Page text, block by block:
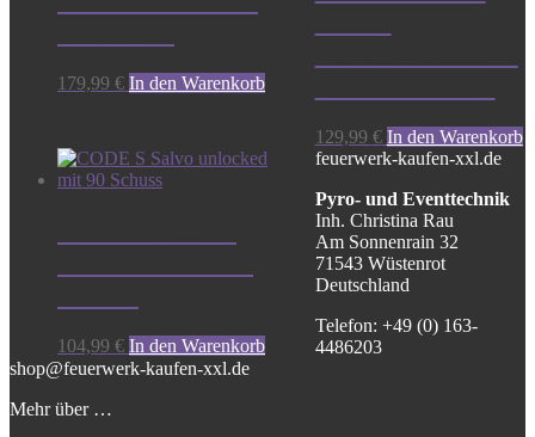
179,99 € In den Warenkorb
129,99 € In den Warenkorb
104,99 € In den Warenkorb
feuerwerk-kaufen-xxl.de
Pyro- und Eventtechnik
Inh. Christina Rau
Am Sonnenrain 32
71543 Wüstenrot
Deutschland
Telefon: +49 (0) 163-
4486203
shop@feuerwerk-kaufen-xxl.de
Mehr über …